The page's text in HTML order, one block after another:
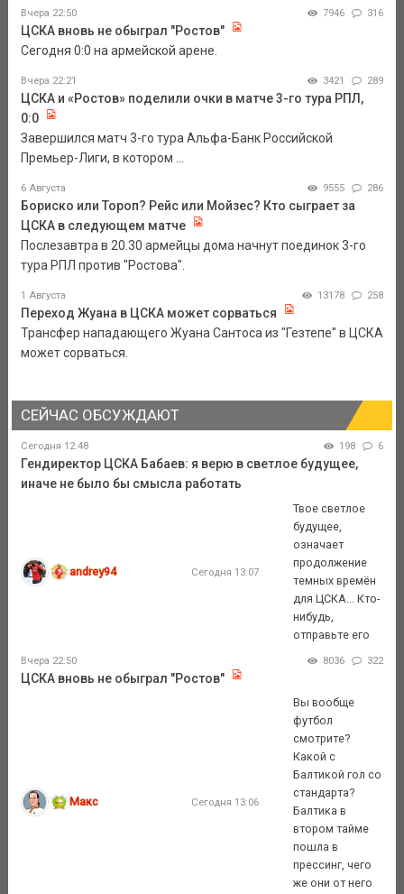
Вчера 22:50 7946 316
ЦСКА вновь не обыграл "Ростов"
Сегодня 0:0 на армейской арене.
Вчера 22:21 3421 289
ЦСКА и «Ростов» поделили очки в матче 3-го тура РПЛ,
0:0
Завершился матч 3-го тура Альфа-Банк Российской
Премьер-Лиги, в котором ...
6 Августа 9555 286
Бориско или Тороп? Рейс или Мойзес? Кто сыграет за
ЦСКА в следующем матче
Послезавтра в 20.30 армейцы дома начнут поединок 3-го
тура РПЛ против "Ростова".
1 Августа 13178 258
Переход Жуана в ЦСКА может сорваться
Трансфер нападающего Жуана Сантоса из "Гезтепе" в ЦСКА
может сорваться.
СЕЙЧАС ОБСУЖДАЮТ
Сегодня 12:48 198 6
Гендиректор ЦСКА Бабаев: я верю в светлое будущее,
иначе не было бы смысла работать
andrey94 Сегодня 13:07
Твое светлое
будущее,
означает
продолжение
темных времён
для ЦСКА... Кто-
нибудь,
отправьте его
Вчера 22:50 8036 322
ЦСКА вновь не обыграл "Ростов"
Макс Сегодня 13:06
Вы вообще
футбол
смотрите?
Какой с
Балтикой гол со
стандарта?
Балтика в
втором тайме
пошла в
прессинг, чего
же они от него